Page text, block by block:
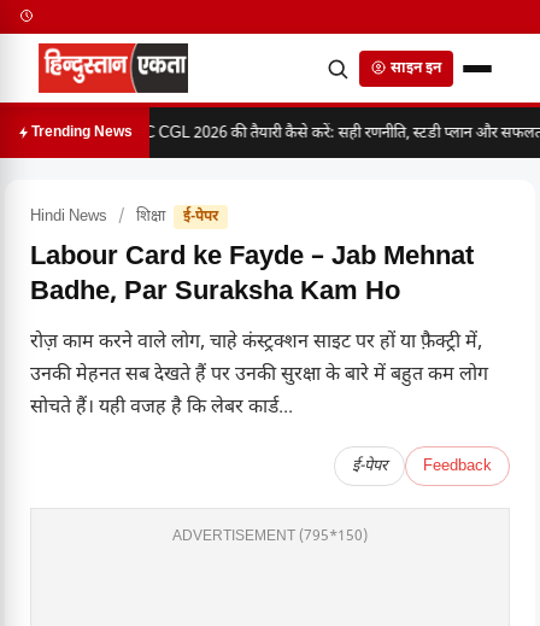
साइन इन
Trending NewsSSC CGL 2026 की तैयारी कैसे करें: सही रणनीति, स्टडी प्लान और सफलता
Hindi News / शिक्षा ई-पेपर
Labour Card ke Fayde – Jab Mehnat
Badhe, Par Suraksha Kam Ho
रोज़ काम करने वाले लोग, चाहे कंस्ट्रक्शन साइट पर हों या फ़ैक्ट्री में,
उनकी मेहनत सब देखते हैं पर उनकी सुरक्षा के बारे में बहुत कम लोग
सोचते हैं। यही वजह है कि लेबर कार्ड...
ई-पेपर Feedback
ADVERTISEMENT (795*150)